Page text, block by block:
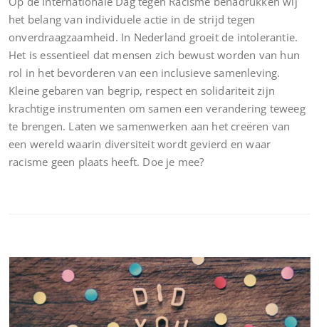
het belang van individuele actie in de strijd tegen
onverdraagzaamheid. In Nederland groeit de intolerantie.
Het is essentieel dat mensen zich bewust worden van hun
rol in het bevorderen van een inclusieve samenleving.
Kleine gebaren van begrip, respect en solidariteit zijn
krachtige instrumenten om samen een verandering teweeg
te brengen. Laten we samenwerken aan het creëren van
een wereld waarin diversiteit wordt gevierd en waar
racisme geen plaats heeft. Doe je mee?